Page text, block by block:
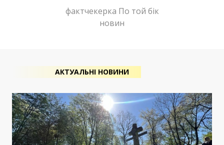
фактчекерка По той бік
новин
АКТУАЛЬНІ НОВИНИ